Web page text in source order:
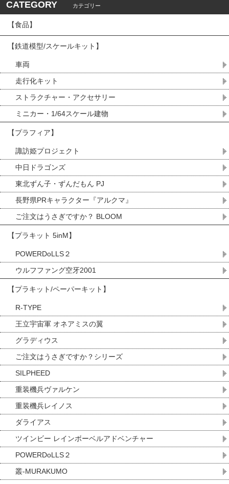
CATEGORY カテゴリー
【食品】
【鉄道模型/スケールキット】
車両
走行化キット
ストラクチャー・アクセサリー
ミニカー・1/64スケール建物
【プラフィア】
諏訪姫プロジェクト
中日ドラゴンズ
東北ずん子・ずんだもん PJ
長野県PRキャラクター『アルクマ』
ご注文はうさぎですか？ BLOOM
【プラキット 5inM】
POWERDoLLS２
ウルフファング空牙2001
【プラキット/ペーパーキット】
R-TYPE
王立宇宙軍 オネアミスの翼
グラディウス
ご注文はうさぎですか？シリーズ
SILPHEED
重装機兵ヴァルケン
重装機兵レイノス
ダライアス
ツインビー レインボーベルアドベンチャー
POWERDoLLS２
叢-MURAKUMO